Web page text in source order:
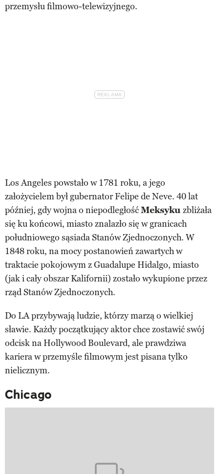
przemysłu filmowo-telewizyjnego.
Los Angeles powstało w 1781 roku, a jego
założycielem był gubernator Felipe de Neve. 40 lat
później, gdy wojna o niepodległośćMeksyku zbliżała
się ku końcowi, miasto znalazło się w granicach
południowego sąsiada Stanów Zjednoczonych. W
1848 roku, na mocy postanowień zawartych w
traktacie pokojowym z Guadalupe Hidalgo, miasto
(jak i cały obszar Kalifornii) zostało wykupione przez
rząd Stanów Zjednoczonych.
Do LA przybywają ludzie, którzy marzą o wielkiej
sławie. Każdy początkujący aktor chce zostawić swój
odcisk na Hollywood Boulevard, ale prawdziwa
kariera w przemyśle filmowym jest pisana tylko
nielicznym.
Chicago